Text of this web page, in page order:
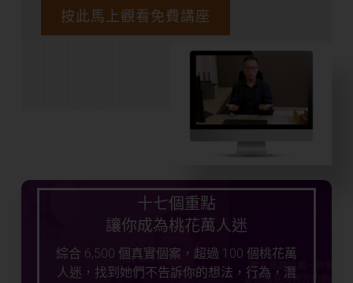
按此馬上觀看免費講座
十七個重點
讓你成為桃花萬人迷
綜合 6,500 個真實個案，超過 100 個桃花萬
人迷，找到她們不告訴你的想法，行為，潛